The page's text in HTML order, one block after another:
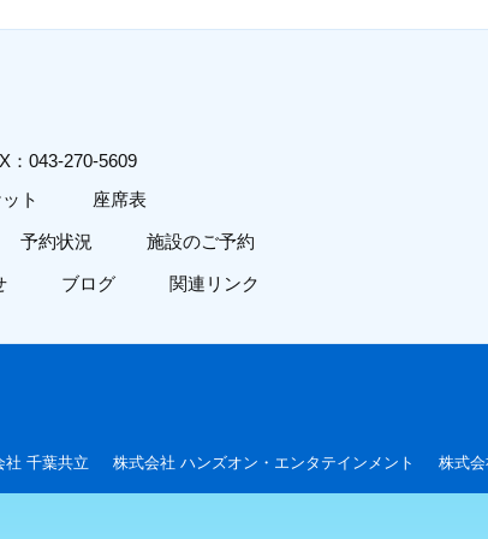
：043-270-5609
ト 座席表
予約状況 施設のご予約
ブログ 関連リンク
社 千葉共立 株式会社 ハンズオン・エンタテインメント 株式